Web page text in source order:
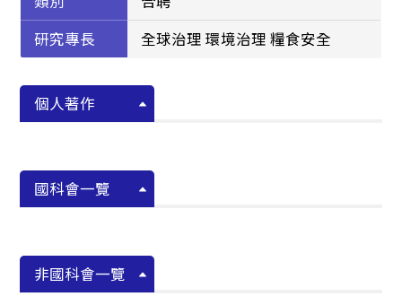
研究專長
全球治理 環境治理 糧食安全
個人著作
國科會一覽
非國科會一覽